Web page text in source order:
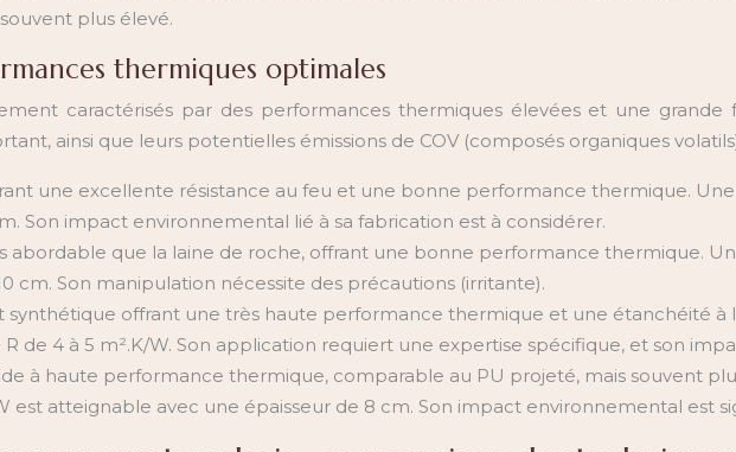
plus élevé.
thermiques optimales
caractérisés par des performances thermiques élevées et une
ainsi que leurs potentielles émissions de COV (composés organiques
une excellente résistance au feu et une bonne performance thermique.
Son impact environnemental lié à sa fabrication est à considérer.
abordable que la laine de roche, offrant une bonne performance thermique.
cm. Son manipulation nécessite des précautions (irritante).
synthétique offrant une très haute performance thermique et une étanchéité à
de 4 à 5 m².K/W. Son application requiert une expertise spécifique, et son
à haute performance thermique, comparable au PU projeté, mais souvent
est atteignable avec une épaisseur de 8 cm. Son impact environnemental est